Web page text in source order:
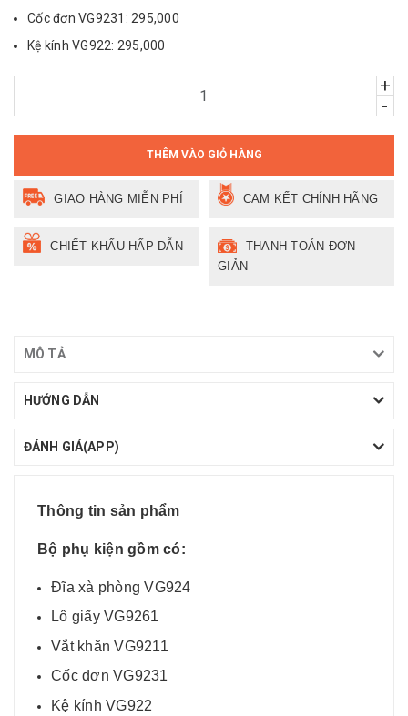
Cốc đơn VG9231: 295,000
Kệ kính VG922: 295,000
+
-
THÊM VÀO GIỎ HÀNG
GIAO HÀNG MIỄN PHÍ CAM KẾT CHÍNH HÃNG
CHIẾT KHẤU HẤP DẪN
THANH TOÁN ĐƠN
GIẢN
MÔ TẢ
HƯỚNG DẪN
ĐÁNH GIÁ(APP)
Thông tin sản phẩm
Bộ phụ kiện gồm có:
Đĩa xà phòng VG924
Lô giấy VG9261
Vắt khăn VG9211
Cốc đơn VG9231
Kệ kính VG922